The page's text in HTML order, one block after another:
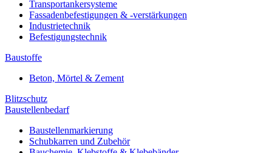
Transportankersysteme
Fassadenbefestigungen & -verstärkungen
Industrietechnik
Befestigungstechnik
Baustoffe
Beton, Mörtel & Zement
Blitzschutz
Baustellenbedarf
Baustellenmarkierung
Schubkarren und Zubehör